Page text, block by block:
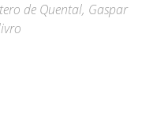
de Quental, Gaspar